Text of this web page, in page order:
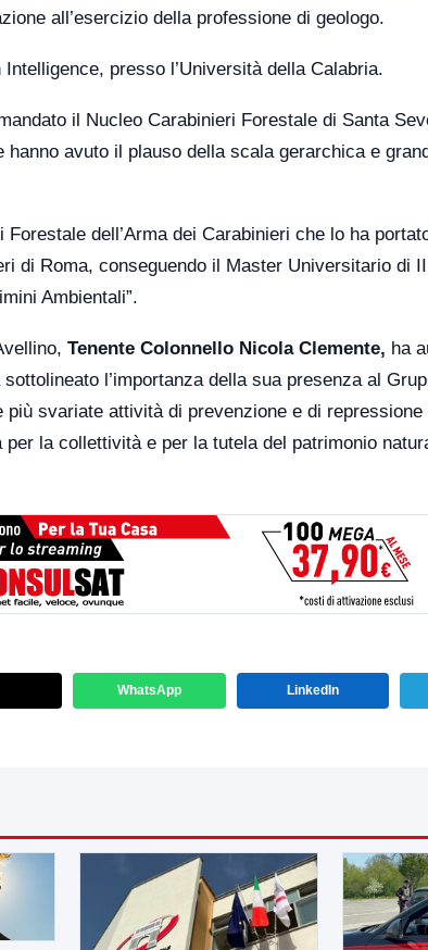
all’esercizio della professione di geologo.
presso l’Università della Calabria.
il Nucleo Carabinieri Forestale di Santa
avuto il plauso della scala gerarchica e
dell’Arma dei Carabinieri che lo ha
di Roma, conseguendo il Master Universitario di
Ambientali”.
Tenente Colonnello Nicola Clemente, ha
l’importanza della sua presenza al
svariate attività di prevenzione e di repressione
la collettività e per la tutela del patrimonio
WhatsApp LinkedIn